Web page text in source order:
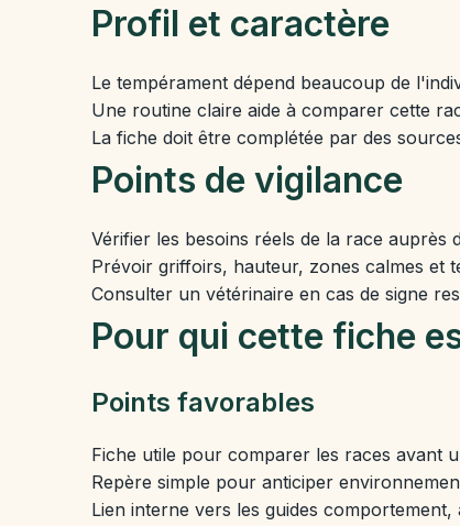
Profil et caractère
Le tempérament dépend beaucoup de
Une routine claire aide à comparer cette
La fiche doit être complétée par des
Points de vigilance
Vérifier les besoins réels de la race auprès
Prévoir griffoirs, hauteur, zones calmes et
Consulter un vétérinaire en cas de signe
Pour qui cette fiche
Points favorables
Fiche utile pour comparer les races avant
Repère simple pour anticiper
Lien interne vers les guides